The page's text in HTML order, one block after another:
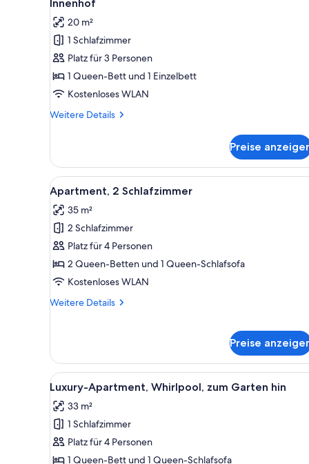
für
Superior-
Dreibettzimmer,
Balkon,
Blick
auf
den
Innenhof
20 m²
1 Schlafzimmer
Platz für 3 Personen
1 Queen-Bett und 1 Einzelbett
Kostenloses WLAN
Weitere Details
Weitere
Dreibettzimmer,
Balkon,
Blick
auf
den
Innenhof
Preise
Alle
Fotos
für
Apartment,
2 Schlafzimmer
anzeigen
Ein modernes Schlafzimmer
1
Apartment, 2 Schlafzimmer
35 m²
2 Schlafzimmer
Platz für 4 Personen
2 Queen-Betten und 1 Queen-Schlafsofa
Kostenloses WLAN
Weitere Details
Weitere
Preise
Alle
Fotos
für
Luxury-
Apartment,
Whirlpool,
Eine Holzterrasse mit
1
Luxury-Apartment, Whirlpool, zum Garten hin
33 m²
1 Schlafzimmer
Platz für 4 Personen
1 Queen-Bett und 1 Queen-Schlafsofa